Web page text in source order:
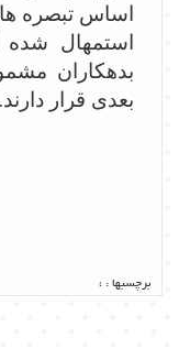
اساس تبصره
استمهال
بدهکاران
بعدی قرار دارند.
برچسبها : ،